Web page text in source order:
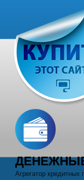
содержимому
Агрегатор